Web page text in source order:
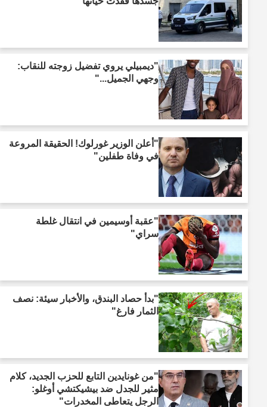
"ديمبيلي يروي تفضيل زوجته للنقاب:
وجهي الجميل..."
"أعلن الوزير غورلوك! الحقيقة المروعة
في وفاة طفلين"
"عقبة أوسيمين في انتقال غلطة
سراي"
"بدأ حصاد البندق، والأخبار سيئة: نصف
الثمار فارغ"
"من غونايدين التابع للحزب الجديد، كلام
مثير للجدل ضد بيشيكتشي أوغلو:
الرجل يتعاطى المخدرات"